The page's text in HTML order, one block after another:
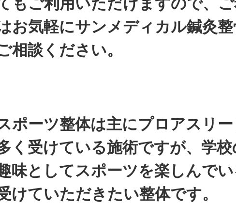
お気軽にサンメディカル鍼灸
相談ください。
ポーツ整体は主にプロアスリ
く受けている施術ですが、学
味としてスポーツを楽しんで
けていただきたい整体です。